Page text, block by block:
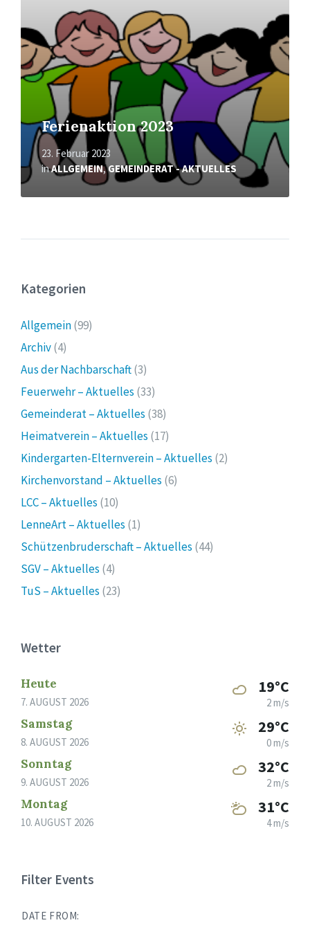
Ferienaktion 2023
23. Februar 2023
inALLGEMEIN,GEMEINDERAT - AKTUELLES
Kategorien
Allgemein(99)
Archiv(4)
Aus der Nachbarschaft(3)
Feuerwehr – Aktuelles (33)
Gemeinderat – Aktuelles (38)
Heimatverein – Aktuelles (17)
Kindergarten-Elternverein – Aktuelles (2)
Kirchenvorstand – Aktuelles (6)
LCC – Aktuelles (10)
LenneArt – Aktuelles (1)
Schützenbruderschaft – Aktuelles (44)
SGV – Aktuelles (4)
TuS – Aktuelles (23)
Wetter
Heute
7. AUGUST 2026
19°C
2 m/s
Samstag
8. AUGUST 2026
29°C
0 m/s
Sonntag
9. AUGUST 2026
32°C
2 m/s
Montag
10. AUGUST 2026
31°C
4 m/s
Filter Events
DATE FROM: